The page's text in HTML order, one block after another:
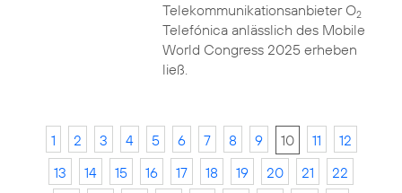
Telekommunikationsanbieter O2
Telefónica anlässlich des Mobile
World Congress 2025 erheben
ließ.
1 2 3 4 5 6 7 8 9 10 11
12
13
14 15 16 17 18 19 20 21
22